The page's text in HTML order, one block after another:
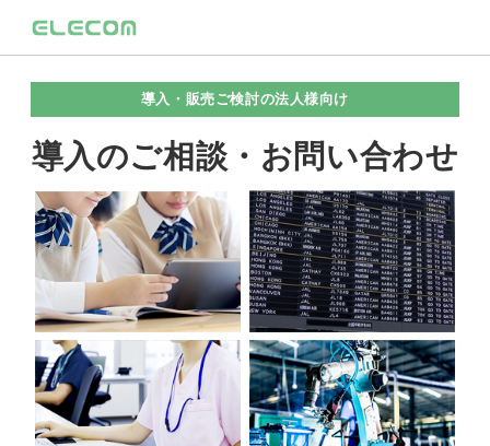
導入・販売ご検討の法人様向け
導入のご相談・お問い合わせ